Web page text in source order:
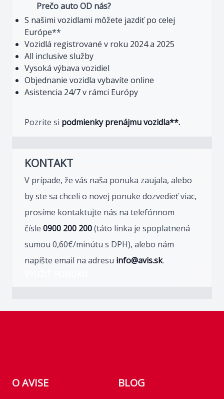
Prečo auto OD nás?
S našimi vozidlami môžete jazdiť po celej
Európe**
Vozidlá registrované v roku 2024 a 2025
All inclusive služby
Vysoká výbava vozidiel
Objednanie vozidla vybavíte online
Asistencia 24/7 v rámci Európy
Pozrite si podmienky prenájmu vozidla**.
KONTAKT
V prípade, že vás naša ponuka zaujala, alebo
by ste sa chceli o novej ponuke dozvedieť viac,
prosíme kontaktujte nás na telefónnom
čísle 0900 200 200(táto linka je spoplatnená
sumou 0,60€/minútu s DPH), alebo nám
napíšte email na adresu info@avis.sk.
O AVISE BLOG